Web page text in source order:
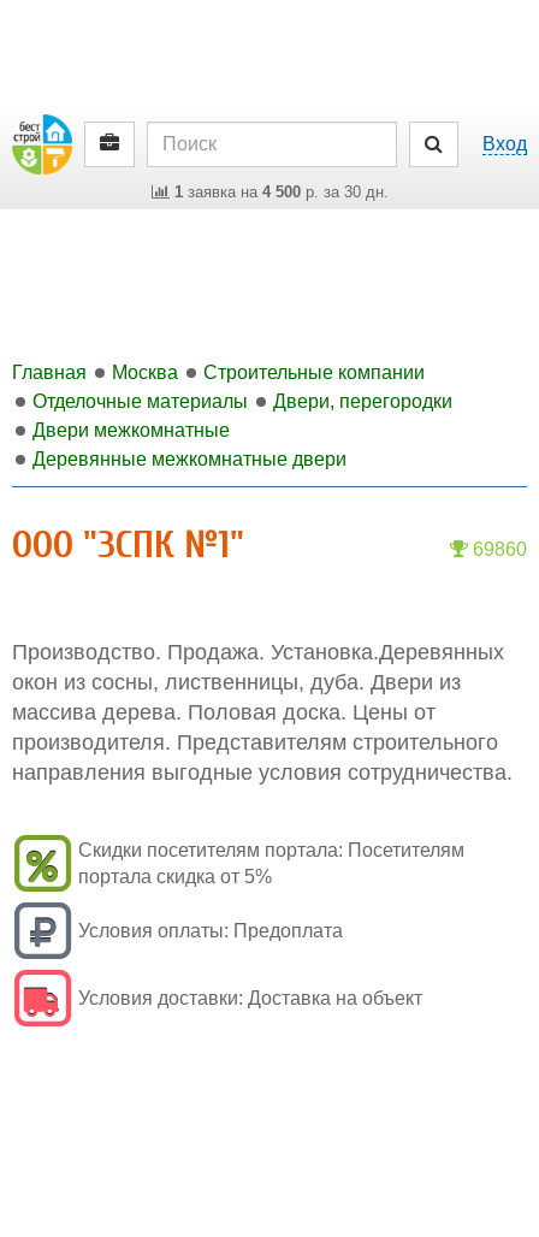
Вход
1заявка на 4 500р. за 30 дн.
Главная Москва
Строительные компании
Отделочные материалы
Двери, перегородки
Двери межкомнатные
Деревянные межкомнатные двери
69860
ООО "ЗСПК №1"
Производство. Продажа. Установка.Деревянных
окон из сосны, лиственницы, дуба. Двери из
массива дерева. Половая доска. Цены от
производителя. Представителям строительного
направления выгодные условия сотрудничества.
Скидки посетителям портала: Посетителям
портала скидка от 5%
Условия оплаты: Предоплата
Условия доставки: Доставка на объект